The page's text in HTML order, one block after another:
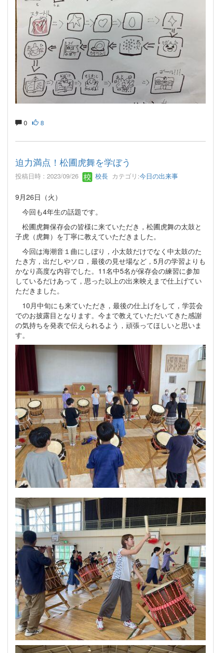
0 8
迫力満点！松圃虎舞を学ぼう
投稿日時 : 2023/09/26 校長 カテゴリ:今日の出来事
9月26日（火）
今回も4年生の話題です。
松圃虎舞保存会の皆様に来ていただき，松圃虎舞の太鼓と
子虎（虎舞）を丁寧に教えていただきました。
今回は海潮音１曲にしぼり，小太鼓だけでなく中太鼓のた
たき方，出だしやソロ，最後の見せ場など，5月の学習よりも
かなり高度な内容でした。11名中5名が保存会の練習に参加
しているだけあって，思った以上の出来映えまで仕上げてい
ただきました。
10月中旬にも来ていただき，最後の仕上げをして，学芸会
でのお披露目となります。今まで教えていただいてきた感謝
の気持ちを発表で伝えられるよう，頑張ってほしいと思いま
す。